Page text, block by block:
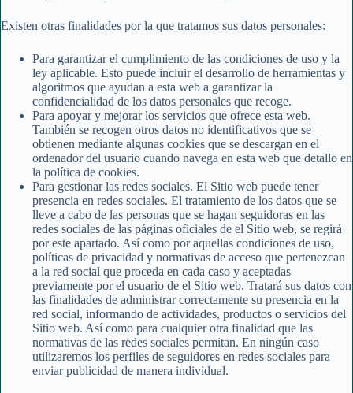
Existen otras finalidades por la que tratamos sus datos personales:
Para garantizar el cumplimiento de las condiciones de uso y la
ley aplicable. Esto puede incluir el desarrollo de herramientas y
algoritmos que ayudan a esta web a garantizar la
confidencialidad de los datos personales que recoge.
Para apoyar y mejorar los servicios que ofrece esta web.
También se recogen otros datos no identificativos que se
obtienen mediante algunas cookies que se descargan en el
ordenador del usuario cuando navega en esta web que detallo en
la política de cookies.
Para gestionar las redes sociales. El Sitio web puede tener
presencia en redes sociales. El tratamiento de los datos que se
lleve a cabo de las personas que se hagan seguidoras en las
redes sociales de las páginas oficiales de el Sitio web, se regirá
por este apartado. Así como por aquellas condiciones de uso,
políticas de privacidad y normativas de acceso que pertenezcan
a la red social que proceda en cada caso y aceptadas
previamente por el usuario de el Sitio web. Tratará sus datos con
las finalidades de administrar correctamente su presencia en la
red social, informando de actividades, productos o servicios del
Sitio web. Así como para cualquier otra finalidad que las
normativas de las redes sociales permitan. En ningún caso
utilizaremos los perfiles de seguidores en redes sociales para
enviar publicidad de manera individual.